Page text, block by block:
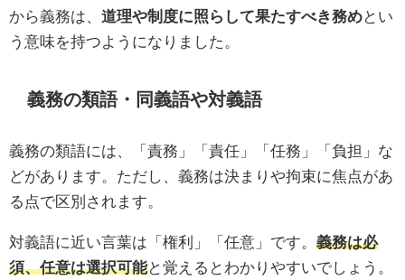
から義務は、 道理や制度に照らして果たすべき務めとい
う意味を持つようになりました。
義務の類語・同義語や対義語
義務の類語には、「責務」「責任」「任務」「負担」な
どがあります。ただし、義務は決まりや拘束に焦点があ
る点で区別されます。
対義語に近い言葉は「権利」「任意」です。 義務は必
須、任意は選択可能と覚えるとわかりやすいでしょう。